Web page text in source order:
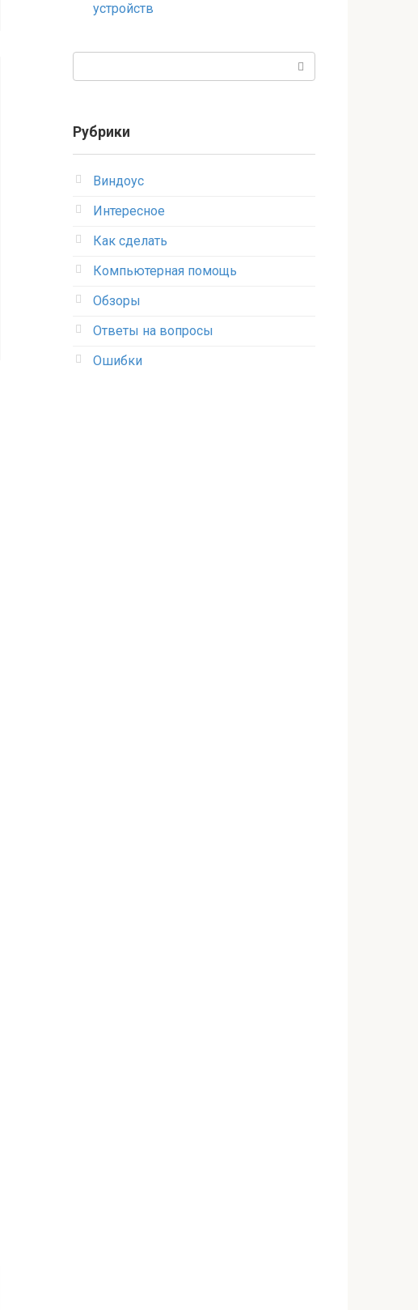
устройств
Рубрики
Виндоус
Интересное
Как сделать
Компьютерная помощь
Обзоры
Ответы на вопросы
Ошибки